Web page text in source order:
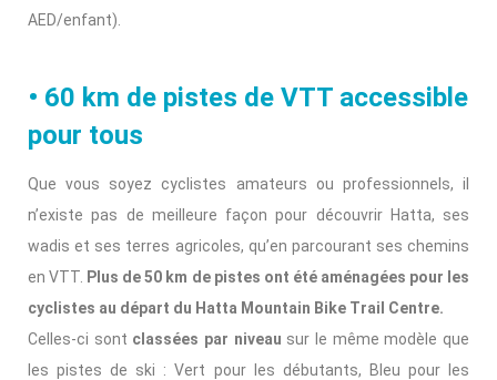
AED/enfant).
• 60 km de pistes de VTT accessible
pour tous
Que vous soyez cyclistes amateurs ou professionnels, il
n’existe pas de meilleure façon pour découvrir Hatta, ses
wadis et ses terres agricoles, qu’en parcourant ses chemins
en VTT. Plus de 50 km de pistes ont été aménagées pour les
cyclistes au départ du Hatta Mountain Bike Trail Centre.
Celles-ci sont classées par niveau sur le même modèle que
les pistes de ski : Vert pour les débutants, Bleu pour les